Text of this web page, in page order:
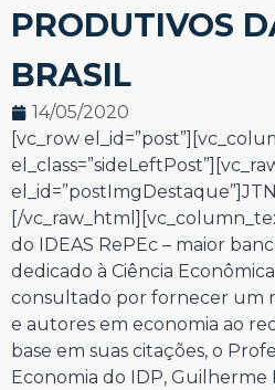
PRODUTIVOS
BRASIL
14/05/2020
[vc_row
[/
do IDEAS RePEc – maior
dedicado à Ciência
consultado por fornecer um
e autores em economia ao
base em suas citações, o
Economia do IDP, Guilherme